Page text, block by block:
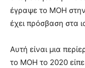
έγραψε το MOH
έχει πρόσβαση στα
Αυτή είναι μια
το MOH το 2020